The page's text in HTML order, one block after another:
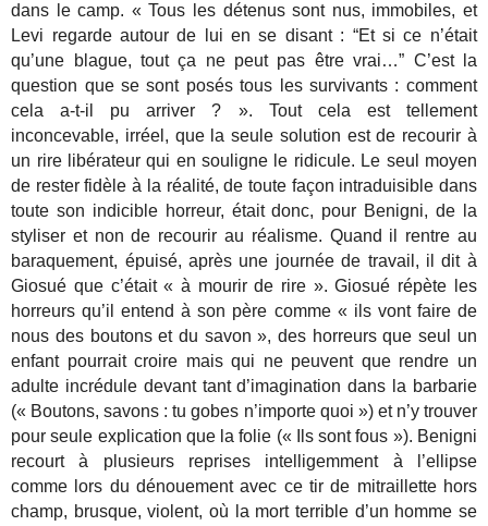
dans le camp. « Tous les détenus sont nus, immobiles, et
Levi regarde autour de lui en se disant : “Et si ce n’était
qu’une blague, tout ça ne peut pas être vrai…” C’est la
question que se sont posés tous les survivants : comment
cela a-t-il pu arriver ? ». Tout cela est tellement
inconcevable, irréel, que la seule solution est de recourir à
un rire libérateur qui en souligne le ridicule. Le seul moyen
de rester fidèle à la réalité, de toute façon intraduisible dans
toute son indicible horreur, était donc, pour Benigni, de la
styliser et non de recourir au réalisme. Quand il rentre au
baraquement, épuisé, après une journée de travail, il dit à
Giosué que c’était « à mourir de rire ». Giosué répète les
horreurs qu’il entend à son père comme « ils vont faire de
nous des boutons et du savon », des horreurs que seul un
enfant pourrait croire mais qui ne peuvent que rendre un
adulte incrédule devant tant d’imagination dans la barbarie
(« Boutons, savons : tu gobes n’importe quoi ») et n’y trouver
pour seule explication que la folie (« Ils sont fous »). Benigni
recourt à plusieurs reprises intelligemment à l’ellipse
comme lors du dénouement avec ce tir de mitraillette hors
champ, brusque, violent, où la mort terrible d’un homme se